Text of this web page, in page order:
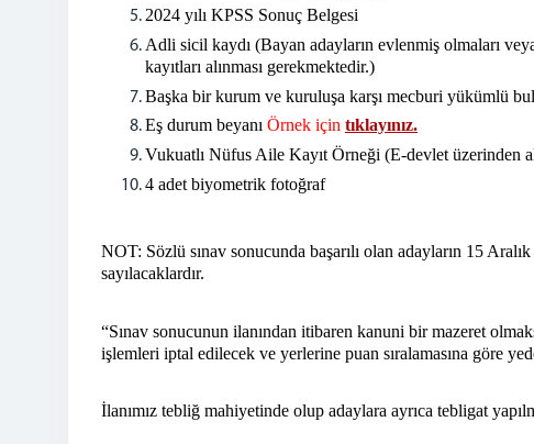
2024 yılı KPSS Sonuç Belgesi
Adli sicil kaydı (Bayan adayların evlenmiş olmaları
kayıtları alınması gerekmektedir.)
Başka bir kurum ve kuruluşa karşı mecburi yükümlü
Eş durum beyanı Örnek için tıklayınız.
Vukuatlı Nüfus Aile Kayıt Örneği (E-devlet üzerinden
4 adet biyometrik fotoğraf
NOT: Sözlü sınav sonucunda başarılı olan adayların 15
sayılacaklardır.
“Sınav sonucunun ilanından itibaren kanuni bir mazeret
işlemleri iptal edilecek ve yerlerine puan sıralamasına göre
İlanımız tebliğ mahiyetinde olup adaylara ayrıca tebligat